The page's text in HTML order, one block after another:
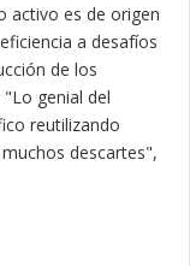
activo es de origen
a desafíos
de los
genial del
reutilizando
descartes",